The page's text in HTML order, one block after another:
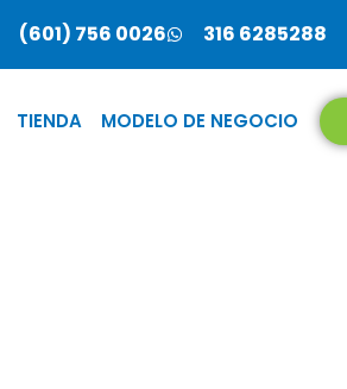
(601) 756 0026 316 6285288
TIENDA MODELO DE NEGOCIO